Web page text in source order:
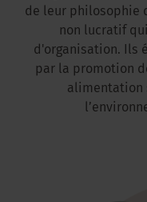
de leur philosophie
non lucratif
d'organisation. Ils
par la promotion
alimentation